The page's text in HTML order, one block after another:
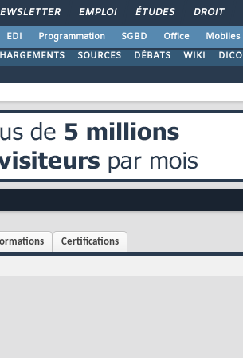
EMPLOI ÉTUDES DROIT
EDI Programmation SGBD Office Mobiles
SOURCES DÉBATS WIKI DICO
Certifications